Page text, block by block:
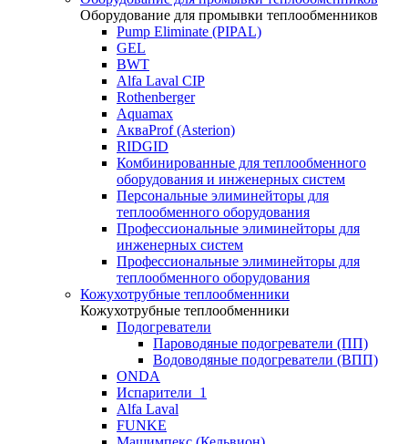
Оборудование для промывки теплообменников
Pump Eliminate (PIPAL)
GEL
BWT
Alfa Laval CIP
Rothenberger
Aquamax
АкваProf (Asterion)
RIDGID
Комбинированные для теплообменного
оборудования и инженерных систем
Персональные элиминейторы для
теплообменного оборудования
Профессиональные элиминейторы для
инженерных систем
Профессиональные элиминейторы для
теплообменного оборудования
Кожухотрубные теплообменники
Кожухотрубные теплообменники
Подогреватели
Пароводяные подогреватели (ПП)
Водоводяные подогреватели (ВПП)
ONDA
Испарители_1
Alfa Laval
FUNKE